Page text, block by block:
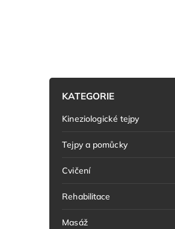
KATEGORIE
Kineziologické tejpy
Tejpy a pomůcky
Cvičení
Rehabilitace
Masáž